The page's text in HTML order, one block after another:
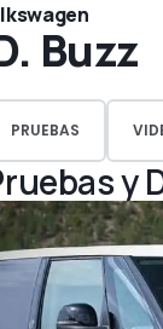
Buzz
PRUEBAS
y